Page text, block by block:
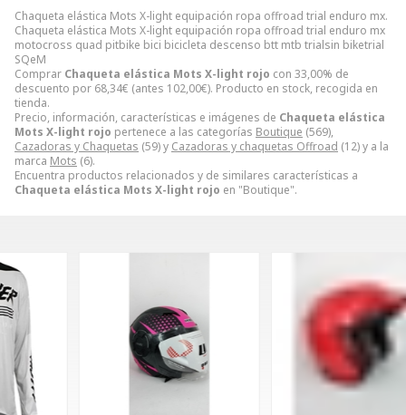
Chaqueta elástica Mots X-light equipación ropa offroad trial enduro mx.
Chaqueta elástica Mots X-light equipación ropa offroad trial enduro mx
motocross quad pitbike bici bicicleta descenso btt mtb trialsin biketrial
SQeM
Comprar Chaqueta elástica Mots X-light rojo con 33,00% de
descuento por 68,34€ (antes 102,00€). Producto en stock, recogida en
tienda.
Precio, información, características e imágenes de Chaqueta elástica
Mots X-light rojo pertenece a las categorías Boutique (569),
Cazadoras y Chaquetas (59) y Cazadoras y chaquetas Offroad (12) y a la
marca Mots (6).
Encuentra productos relacionados y de similares características a
Chaqueta elástica Mots X-light rojo en "Boutique".